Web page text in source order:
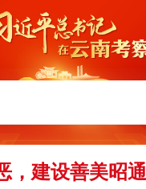
，建设善美昭通